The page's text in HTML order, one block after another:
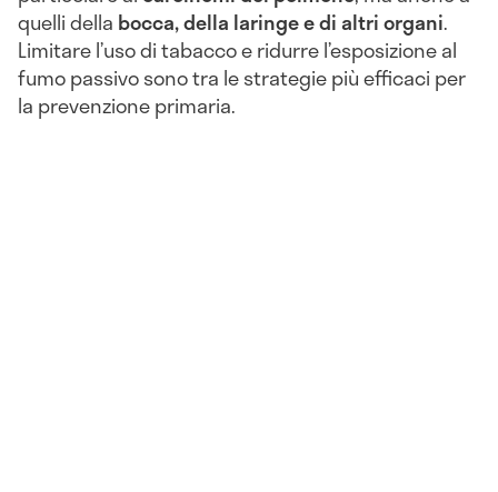
quelli della bocca, della laringe e di altri organi.
Limitare l’uso di tabacco e ridurre l’esposizione al
fumo passivo sono tra le strategie più efficaci per
la prevenzione primaria.